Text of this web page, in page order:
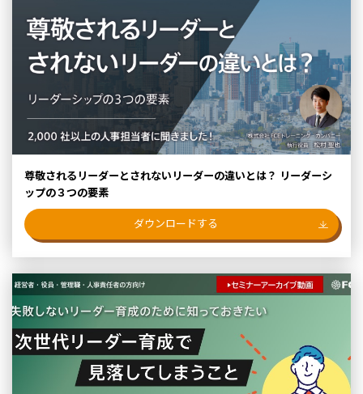
尊敬されるリーダーとされないリーダーの違いとは？ リーダーシ
ップの３つの要素
ダウンロードする